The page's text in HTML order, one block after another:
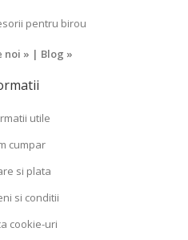
pentru birou
noi » | Blog »
utile
cumpar
si plata
si conditii
cookie-uri